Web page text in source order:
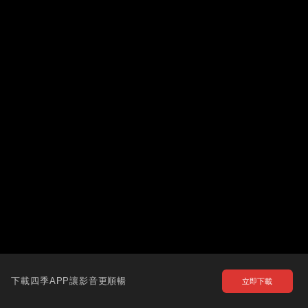
下載四季APP讓影音更順暢 立即下載